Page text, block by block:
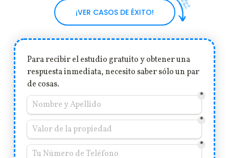
¡VER CASOS DE ÉXITO!